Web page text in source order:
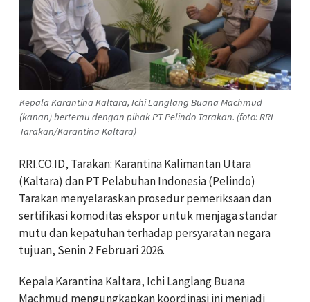
Kepala Karantina Kaltara, Ichi Langlang Buana Machmud
(kanan) bertemu dengan pihak PT Pelindo Tarakan. (foto: RRI
Tarakan/Karantina Kaltara)
RRI.CO.ID, Tarakan: Karantina Kalimantan Utara
(Kaltara) dan PT Pelabuhan Indonesia (Pelindo)
Tarakan menyelaraskan prosedur pemeriksaan dan
sertifikasi komoditas ekspor untuk menjaga standar
mutu dan kepatuhan terhadap persyaratan negara
tujuan, Senin 2 Februari 2026.
Kepala Karantina Kaltara, Ichi Langlang Buana
Machmud mengungkapkan koordinasi ini menjadi